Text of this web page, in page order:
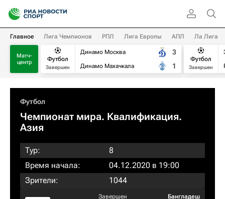
Главное Лига Чемпионов РПЛ Лига Европы АПЛ Ла Лига
Матч-
центр
Футбол
Завершен
Динамо Москва
Динамо Махачкала
3
1
Футбол
Завершен
Футбол
Чемпионат мира. Квалификация.
Азия
Тур:
8
Время начала:
04.12.2020 в 19:00
Зрители:
1044
Завершен Бангладеш